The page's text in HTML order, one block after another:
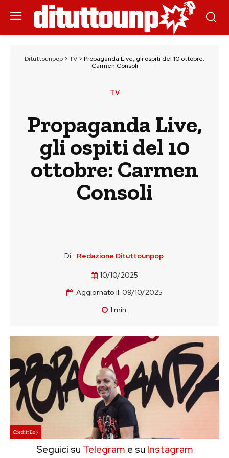
Dituttounpop > TV > Propaganda Live, gli ospiti del 10 ottobre:
Carmen Consoli
TV
Propaganda Live,
gli ospiti del 10
ottobre: Carmen
Consoli
Di: Redazione Dituttounpop
10/10/2025
Aggiornato il: 09/10/2025
1 min.
Credit: La7
Seguici su Telegram e su Instagram